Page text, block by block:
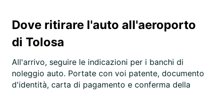
Dove ritirare l'auto all'aeroporto
di Tolosa
All'arrivo, seguire le indicazioni per i banchi di
noleggio auto. Portate con voi patente, documento
d'identità, carta di pagamento e conferma della